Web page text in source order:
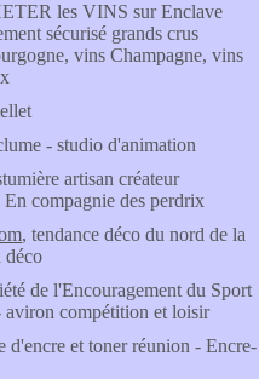
les VINS sur Enclave
sécurisé grands crus
vins Champagne, vins
- studio d'animation
artisan créateur
compagnie des perdrix
, tendance déco du nord de la
déco
de l'Encouragement du Sport
compétition et loisir
d'encre et toner réunion - Encre-